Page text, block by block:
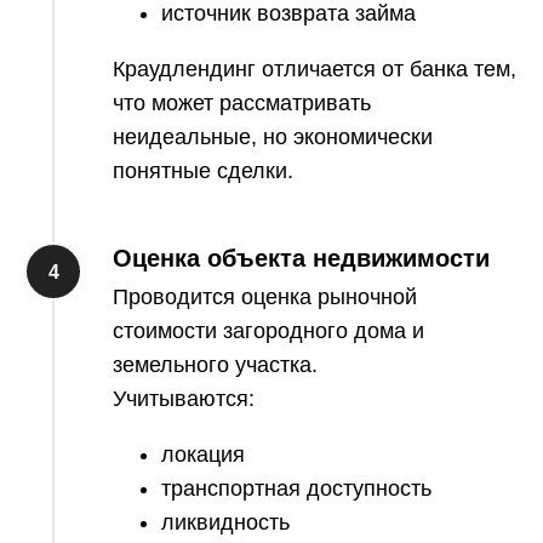
источник возврата займа
Краудлендинг отличается от банка тем,
что может рассматривать
неидеальные, но экономически
понятные сделки.
Оценка объекта недвижимости
Проводится оценка рыночной
стоимости загородного дома и
земельного участка.
Учитываются:
локация
транспортная доступность
ликвидность